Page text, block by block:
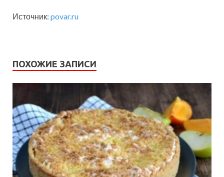
Источник: povar.ru
ПОХОЖИЕ ЗАПИСИ